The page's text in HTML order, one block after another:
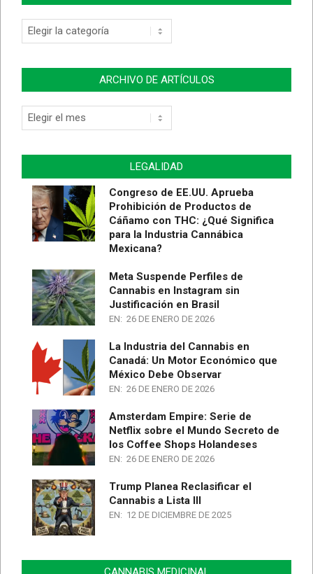
Categorías
de
ARCHIVO DE ARTÍCULOS
Archivo
de
LEGALIDAD
Congreso de EE.UU. Aprueba
Prohibición de Productos de
Cáñamo con THC: ¿Qué Significa
para la Industria Cannábica
Mexicana?
Meta Suspende Perfiles de
Cannabis en Instagram sin
Justificación en Brasil
EN: 26 DE ENERO DE 2026
La Industria del Cannabis en
Canadá: Un Motor Económico que
México Debe Observar
EN: 26 DE ENERO DE 2026
Amsterdam Empire: Serie de
Netflix sobre el Mundo Secreto de
los Coffee Shops Holandeses
EN: 26 DE ENERO DE 2026
Trump Planea Reclasificar el
Cannabis a Lista III
EN: 12 DE DICIEMBRE DE 2025